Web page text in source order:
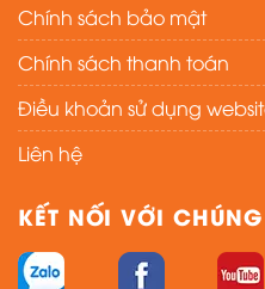
Chính sách bảo mật
Chính sách thanh toán
Điều khoản sử dụng
Liên hệ
KẾT NỐI VỚI